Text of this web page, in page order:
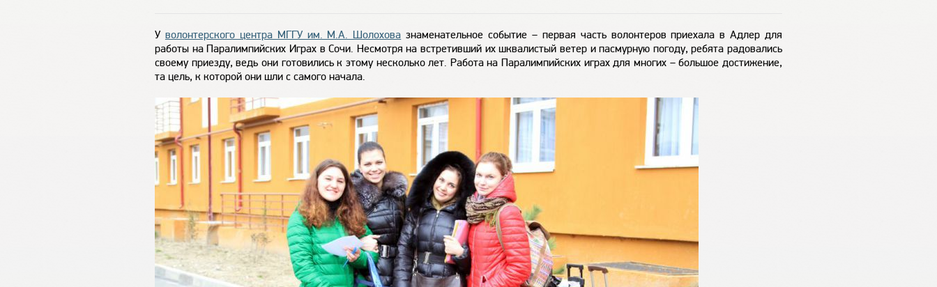
У волонтерского центра МГГУ им. М.А. Шолохова знаменательное событие – первая часть волонтеров приехала в Адлер для
работы на Паралимпийских Играх в Сочи. Несмотря на встретивший их шквалистый ветер и пасмурную погоду, ребята радовались
своему приезду, ведь они готовились к этому несколько лет. Работа на Паралимпийских играх для многих – большое достижение,
та цель, к которой они шли с самого начала.